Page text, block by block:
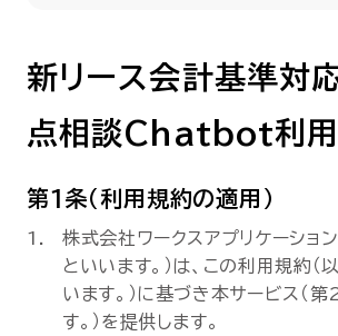
OXYGラインナップ
新リース会計基準対
点相談Chatbot利
第1条（利用規約の適用）
株式会社ワークスアプリケーション
といいます。）は、この利用規約（
います。）に基づき本サービス（
す。）を提供します。